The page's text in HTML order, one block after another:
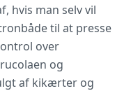
hvis man selv vil
til at presse
over
og
af kikærter og